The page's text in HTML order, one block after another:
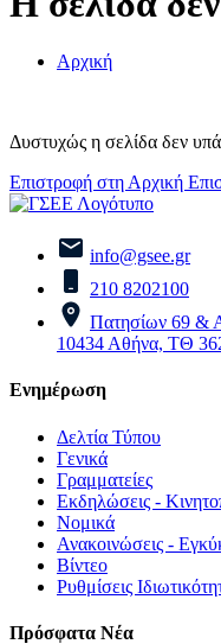
Αρχική
Δυστυχώς η σελίδα δεν
Επιστροφή στη Αρχική
info@gsee.gr
210 8202100
Πατησίων 69 &
10434 Αθήνα, ΤΘ
Ενημέρωση
Δελτία Τύπου
Γενικά
Γραμματείες
Εκδηλώσεις -
Νομικά
Ανακοινώσεις -
Βίντεο
Ρυθμίσεις
Πρόσφατα Νέα